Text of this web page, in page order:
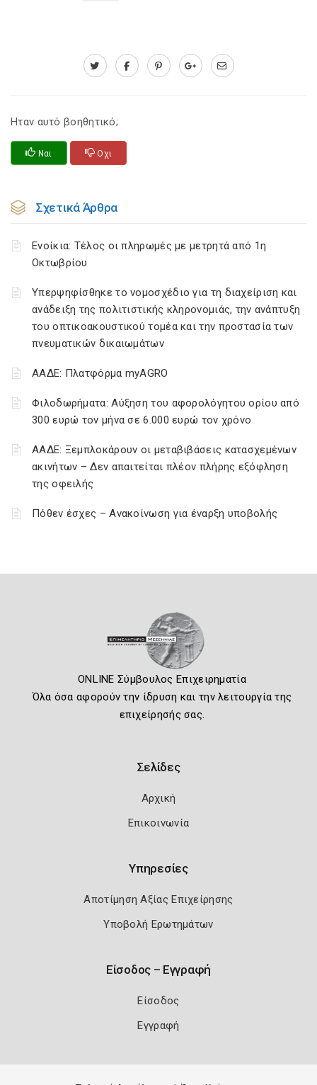
Ηταν αυτό βοηθητικό;
Ναι Οχι
Σχετικά Άρθρα
Ενοίκια: Τέλος οι πληρωμές με μετρητά από 1η
Οκτωβρίου
Υπερψηφίσθηκε το νομοσχέδιο για τη διαχείριση και
ανάδειξη της πολιτιστικής κληρονομιάς, την ανάπτυξη
του οπτικοακουστικού τομέα και την προστασία των
πνευματικών δικαιωμάτων
ΑΑΔΕ: Πλατφόρμα myAGRO
Φιλοδωρήματα: Αύξηση του αφορολόγητου ορίου από
300 ευρώ τον μήνα σε 6.000 ευρώ τον χρόνο
ΑΑΔΕ: Ξεμπλοκάρουν οι μεταβιβάσεις κατασχεμένων
ακινήτων – Δεν απαιτείται πλέον πλήρης εξόφληση
της οφειλής
Πόθεν έσχες – Ανακοίνωση για έναρξη υποβολής
ONLINE Σύμβουλος Επιχειρηματία
Όλα όσα αφορούν την ίδρυση και την λειτουργία της
επιχείρησής σας.
Σελίδες
Αρχική
Επικοινωνία
Υπηρεσίες
Αποτίμηση Αξίας Επιχείρησης
Υποβολή Ερωτημάτων
Είσοδος – Εγγραφή
Είσοδος
Εγγραφή